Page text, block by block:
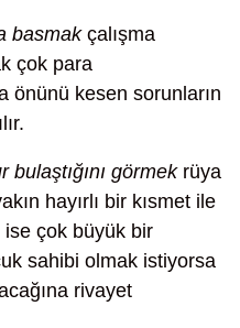
basmakçalışma
çok para
önünü kesen sorunların
bulaştığını görmekrüya
hayırlı bir kısmet ile
çok büyük bir
sahibi olmak istiyorsa
rivayet